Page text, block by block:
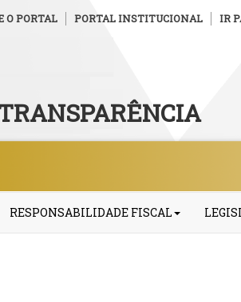
O PORTAL PORTAL INSTITUCIONAL IR
RESPONSABILIDADE FISCAL